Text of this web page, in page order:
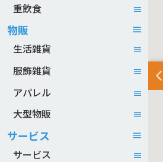
重飲食
物販
生活雑貨
服飾雑貨
アパレル
大型物販
サービス
サービス